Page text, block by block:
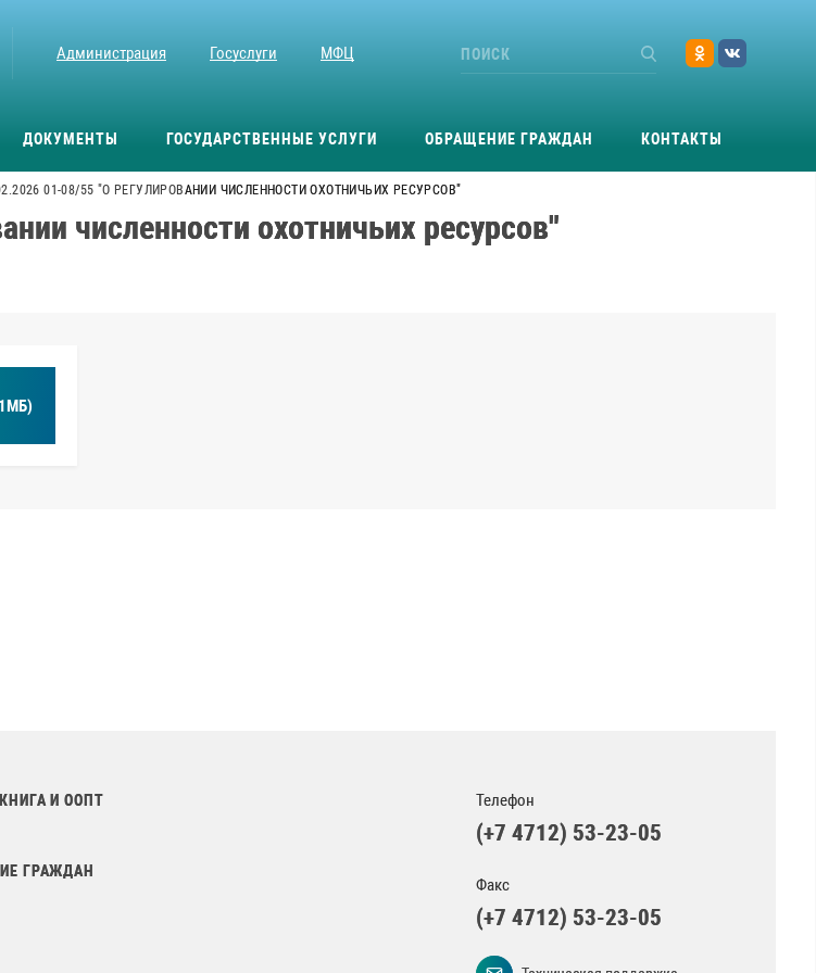
Администрация Госуслуги МФЦ
ДОКУМЕНТЫ ГОСУДАРСТВЕННЫЕ УСЛУГИ ОБРАЩЕНИЕ ГРАЖДАН КОНТАКТЫ
01-08/55 "О РЕГУЛИРОВАНИИ ЧИСЛЕННОСТИ ОХОТНИЧЬИХ РЕСУРСОВ"
численности охотничьих ресурсов"
И ООПТ
ГРАЖДАН
Телефон
(+7 4712) 53-23-05
Факс
(+7 4712) 53-23-05